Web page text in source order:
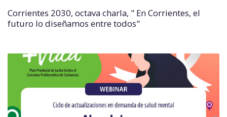
Corrientes 2030, octava charla, " En Corrientes, el
futuro lo diseñamos entre todos"